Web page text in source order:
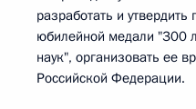
разработать и
юбилейной медали "300
наук", организовать ее
Российской Федерации.